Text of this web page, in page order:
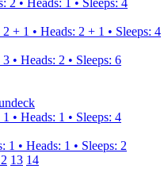
: 2 • Heads: 1 • Sleeps: 4
2 + 1 • Heads: 2 + 1 • Sleeps: 4
3 • Heads: 2 • Sleeps: 6
1 • Heads: 1 • Sleeps: 4
: 1 • Heads: 1 • Sleeps: 2
13 14